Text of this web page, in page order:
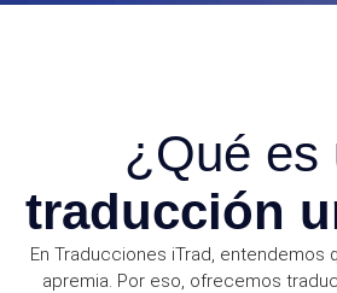
¿Qué es
traducción
En Traducciones iTrad, entendemos
apremia. Por eso, ofrecemos